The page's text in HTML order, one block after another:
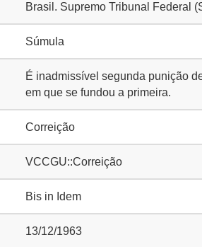
Brasil. Supremo Tribunal Federal
Súmula
É inadmissível segunda punição
em que se fundou a primeira.
Correição
VCCGU::Correição
Bis in Idem
13/12/1963